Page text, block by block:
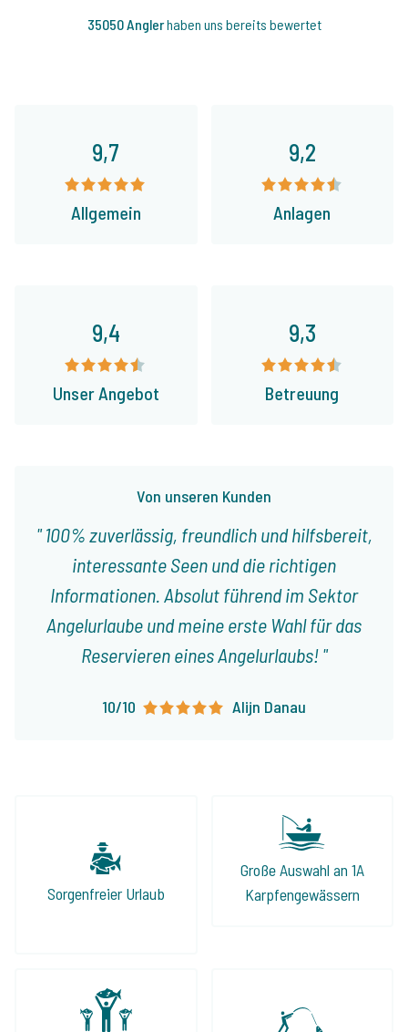
35050 Anglerhaben uns bereits bewertet
9,7
Allgemein
9,2
Anlagen
Von unseren Kunden
100% zuverlässig, freundlich und hilfsbereit,
interessante Seen und die richtigen
Informationen. Absolut führend im Sektor
Angelurlaube und meine erste Wahl für das
Reservieren eines Angelurlaubs!
10/10 Alijn Danau
9,4
Unser Angebot
9,3
Betreuung
Sorgenfreier Urlaub
Große Auswahl an 1A
Karpfengewässern